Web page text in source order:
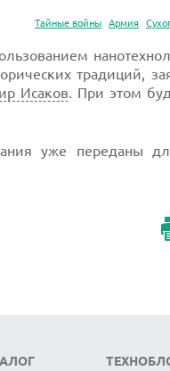
Тайные войны Армия
традиций,
Исаков. При этом
уже переданы